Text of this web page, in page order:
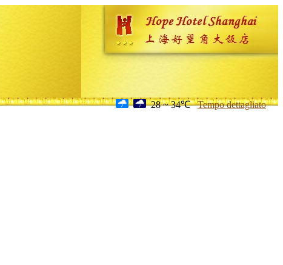
28 ~ 34℃ Tempo dettagliato